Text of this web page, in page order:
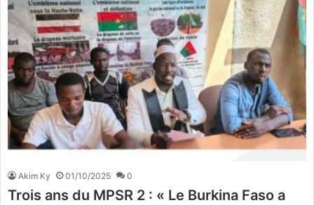
Akim Ky 01/10/2025 0
Trois ans du MPSR 2 : « Le Burkina Faso a